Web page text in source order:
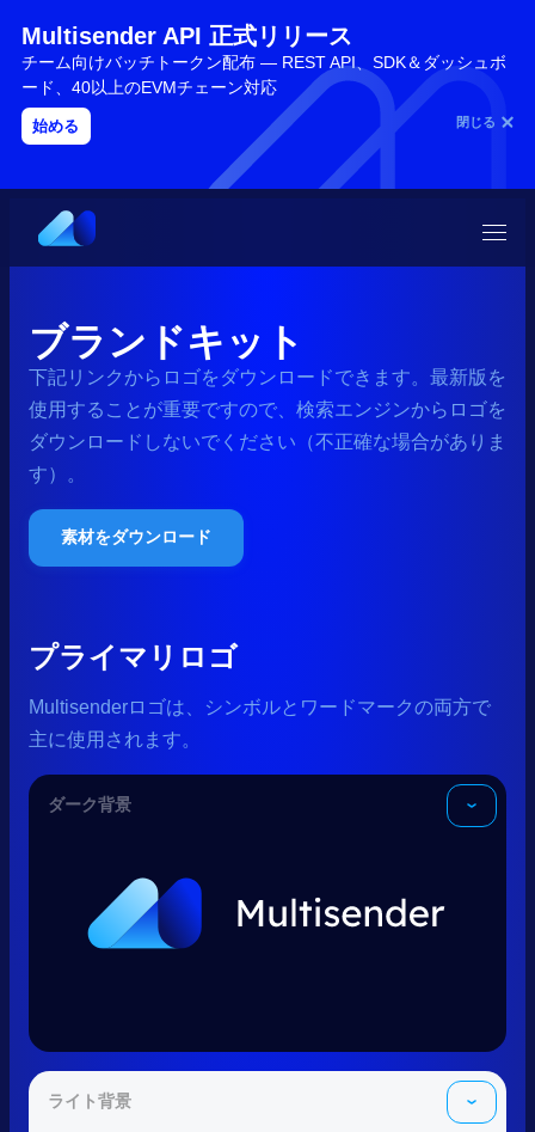
Multisender API 正式リリース
チーム向けバッチトークン配布 — REST API、SDK＆ダッシュボ
ード、40以上のEVMチェーン対応
始める 閉じる
ブランドキット
下記リンクからロゴをダウンロードできます。最新版を
使用することが重要ですので、検索エンジンからロゴを
ダウンロードしないでください（不正確な場合がありま
す）。
素材をダウンロード
プライマリロゴ
Multisenderロゴは、シンボルとワードマークの両方で
主に使用されます。
ダーク背景
ライト背景